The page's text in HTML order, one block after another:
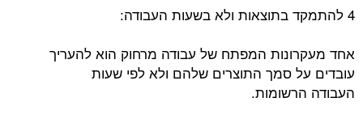
4 להתמקד בתוצאות ולא בשעות העבודה:
אחד מעקרונות המפתח של עבודה מרחוק הוא להעריך
עובדים על סמך התוצרים שלהם ולא לפי שעות
העבודה הרשומות.